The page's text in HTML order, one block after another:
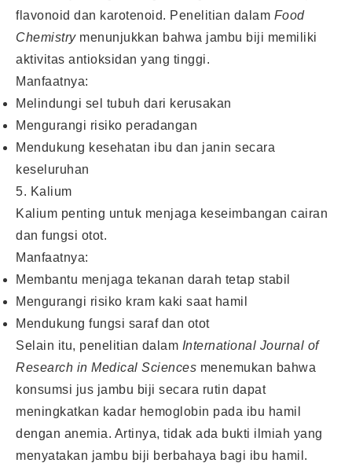
flavonoid dan karotenoid. Penelitian dalam Food
Chemistrymenunjukkan bahwa jambu biji memiliki
aktivitas antioksidan yang tinggi.
Manfaatnya:
Melindungi sel tubuh dari kerusakan
Mengurangi risiko peradangan
Mendukung kesehatan ibu dan janin secara
keseluruhan
5. Kalium
Kalium penting untuk menjaga keseimbangan cairan
dan fungsi otot.
Manfaatnya:
Membantu menjaga tekanan darah tetap stabil
Mengurangi risiko kram kaki saat hamil
Mendukung fungsi saraf dan otot
Selain itu, penelitian dalam International Journal of
Research in Medical Sciences menemukan bahwa
konsumsi jus jambu biji secara rutin dapat
meningkatkan kadar hemoglobin pada ibu hamil
dengan anemia. Artinya, tidak ada bukti ilmiah yang
menyatakan jambu biji berbahaya bagi ibu hamil.